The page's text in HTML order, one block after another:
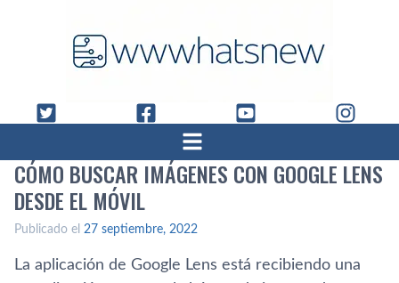
CÓMO BUSCAR IMÁGENES CON GOOGLE LENS
DESDE EL MÓVIL
Publicado el 27 septiembre, 2022
La aplicación de Google Lens está recibiendo una